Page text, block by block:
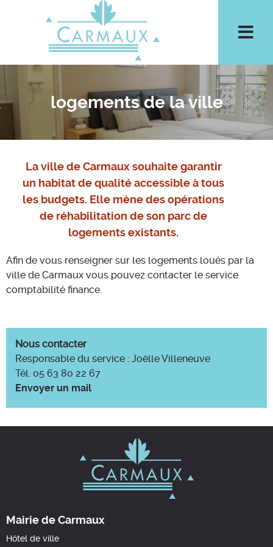
Aller à la recherche
logements de la ville
La ville de Carmaux souhaite garantir
un habitat de qualité accessible à tous
les budgets. Elle mène des opérations
de réhabilitation de son parc de
logements existants.
Afin de vous renseigner sur les logements loués par la
ville de Carmaux vous pouvez contacter le service
comptabilité finance.
Nous contacter
Responsable du service : Joëlle Villeneuve
Tél. 05 63 80 22 67
Envoyer un mail
Mairie de Carmaux
Hôtel de ville